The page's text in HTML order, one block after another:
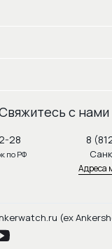
с нами
28
по РФ
8
Адреса
(ex